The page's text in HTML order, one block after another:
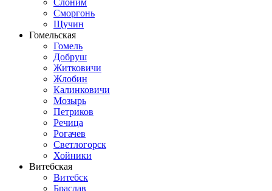
Сморгонь
Щучин
Гомельская
Гомель
Добруш
Житковичи
Жлобин
Калинковичи
Мозырь
Петриков
Речица
Рогачев
Светлогорск
Хойники
Витебская
Витебск
Браслав